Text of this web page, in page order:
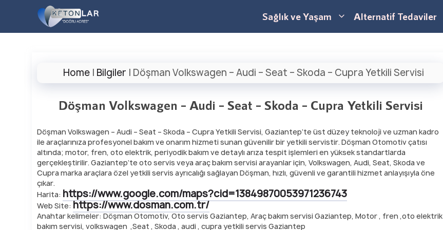
Sağlık ve Yaşam Alternatif Tedaviler
Home| Bilgiler | Döşman Volkswagen – Audi – Seat – Skoda – Cupra Yetkili Servisi
Döşman Volkswagen – Audi – Seat – Skoda – Cupra Yetkili Servisi
Döşman Volkswagen – Audi – Seat – Skoda – Cupra Yetkili Servisi, Gaziantep’te üst düzey teknoloji ve uzman kadro
ile araçlarınıza profesyonel bakım ve onarım hizmeti sunan güvenilir bir yetkili servistir. Döşman Otomotiv çatısı
altında; motor, fren, oto elektrik, periyodik bakım ve detaylı arıza tespit işlemleri en yüksek standartlarda
gerçekleştirilir. Gaziantep’te oto servis veya araç bakım servisi arayanlar için, Volkswagen, Audi, Seat, Skoda ve
Cupra marka araçlara özel yetkili servis ayrıcalığı sağlayan Döşman, hızlı, güvenli ve garantili hizmet anlayışıyla öne
çıkar.
Harita: https://www.google.com/maps?cid=13849870053971236743
Web Site: https://www.dosman.com.tr/
Anahtar kelimeler: Döşman Otomotiv, Oto servis Gaziantep, Araç bakım servisi Gaziantep, Motor , fren ,oto elektrik
bakım servisi, volkswagen ,Seat , Skoda , audi , cupra yetkili servis Gaziantep